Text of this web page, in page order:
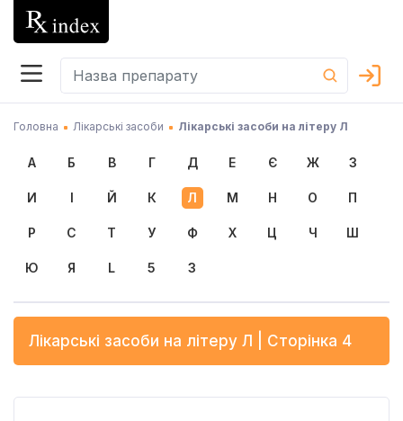
Головна Лікарські засоби Лікарські засоби на літеру Л
А Б В Г Д Е Є Ж З
И І Й К Л М Н О П
Р С Т У Ф Х Ц Ч Ш
Ю Я L 5 3
Лікарські засоби на літеру Л | Сторінка 4